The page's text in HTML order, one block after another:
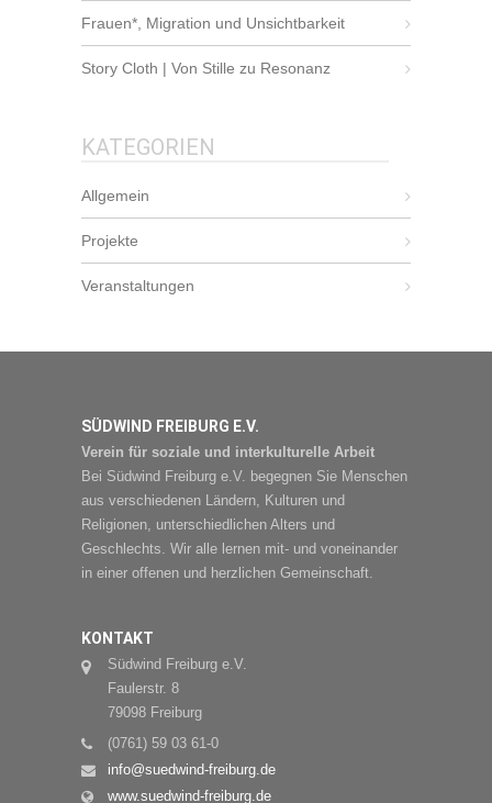
Frauen*, Migration und Unsichtbarkeit
Story Cloth | Von Stille zu Resonanz
KATEGORIEN
Allgemein
Projekte
Veranstaltungen
SÜDWIND FREIBURG E.V.
Verein für soziale und interkulturelle Arbeit
Bei Südwind Freiburg e.V. begegnen Sie Menschen
aus verschiedenen Ländern, Kulturen und
Religionen, unterschiedlichen Alters und
Geschlechts. Wir alle lernen mit- und voneinander
in einer offenen und herzlichen Gemeinschaft.
KONTAKT
Südwind Freiburg e.V.
Faulerstr. 8
79098 Freiburg
(0761) 59 03 61-0
info@suedwind-freiburg.de
www.suedwind-freiburg.de